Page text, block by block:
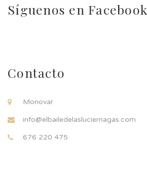
Síguenos en Facebook
Contacto
Monovar
info@elbailedelasluciernagas.com
676 220 475